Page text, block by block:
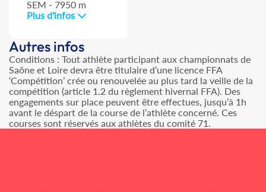
SEM - 7950 m
Plus d'infos
Autres infos
Conditions : Tout athlète participant aux championnats de
Saône et Loire devra être titulaire d’une licence FFA
‘Compétition’ crée ou renouvelée au plus tard la veille de la
compétition (article 1.2 du règlement hivernal FFA). Des
engagements sur place peuvent être effectues, jusqu’à 1h
avant le déspart de la course de l’athlète concerné. Ces
courses sont réservés aux athlètes du comité 71.